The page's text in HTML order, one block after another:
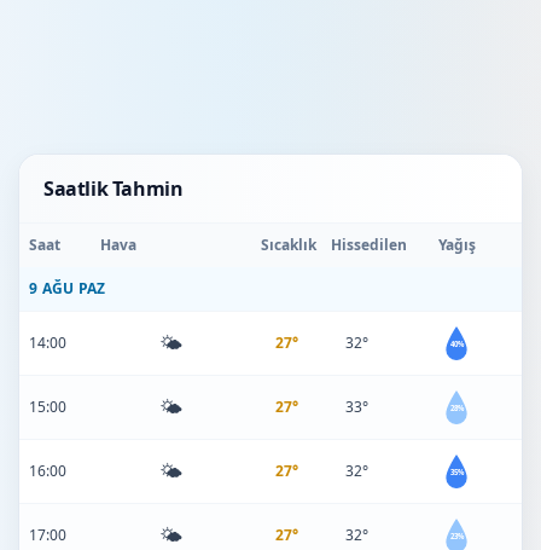
Saatlik Tahmin
Saat Hava Sıcaklık Hissedilen Yağış
9 AĞU PAZ
14:00 🌤️ 27° 32° 40%
15:00 🌤️ 27° 33° 28%
16:00 🌤️ 27° 32° 35%
17:00 🌤️ 27° 32° 23%